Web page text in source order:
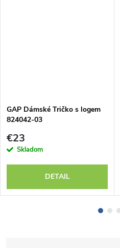
GAP Dámské Tričko s logem
824042-03
€23
Skladom
DETAIL